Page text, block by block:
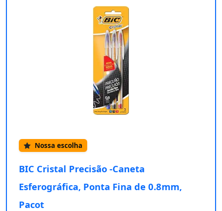
Nossa escolha
BIC Cristal Precisão -Caneta
Esferográfica, Ponta Fina de 0.8mm,
Pacot